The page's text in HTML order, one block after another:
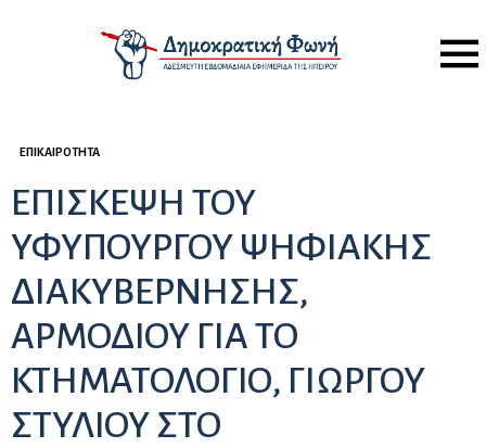
Menu
ΕΠΙΚΑΙΡΌΤΗΤΑ
ΕΠΙΣΚΕΨΗ ΤΟΥ
ΥΦΥΠΟΥΡΓΟΥ ΨΗΦΙΑΚΗΣ
ΔΙΑΚΥΒΕΡΝΗΣΗΣ,
ΑΡΜΟΔΙΟΥ ΓΙΑ ΤΟ
ΚΤΗΜΑΤΟΛΟΓΙΟ, ΓΙΩΡΓΟΥ
ΣΤΥΛΙΟΥ ΣΤΟ